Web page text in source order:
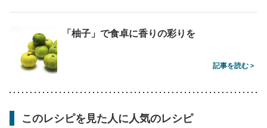
「柚子」で食卓に香りの彩りを
記事を読む >
このレシピを見た人に人気のレシピ